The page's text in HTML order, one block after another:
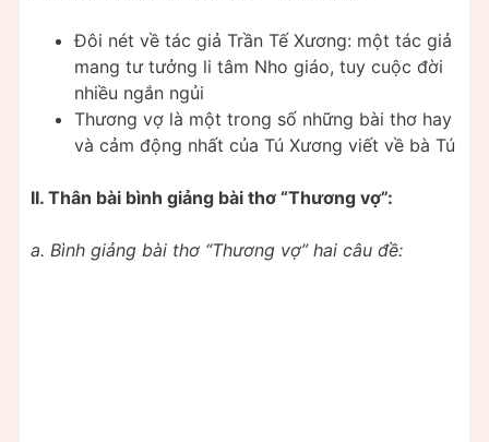
Đôi nét về tác giả Trần Tế Xương: một tác giả
mang tư tưởng li tâm Nho giáo, tuy cuộc đời
nhiều ngắn ngủi
Thương vợ là một trong số những bài thơ hay
và cảm động nhất của Tú Xương viết về bà Tú
II. Thân bài bình giảng bài thơ “Thương vợ”:
a. Bình giảng bài thơ “Thương vợ” hai câu đề: